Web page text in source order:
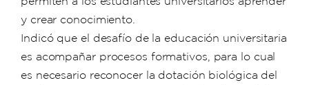
y crear conocimiento.
Indicó que el desafío de la educación universitaria
es acompañar procesos formativos, para lo cual
es necesario reconocer la dotación biológica del